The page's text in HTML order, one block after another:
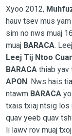
Xyoo 2012,
hauv tsev mus
sim no nws muaj
muaj BARACA.
Leej Tij Ntoo
BARACAthiab yav
APON. Nws hais
ntawm BARACA
txais txiaj ntsig los
quav yeeb quav
li lawv rov muaj